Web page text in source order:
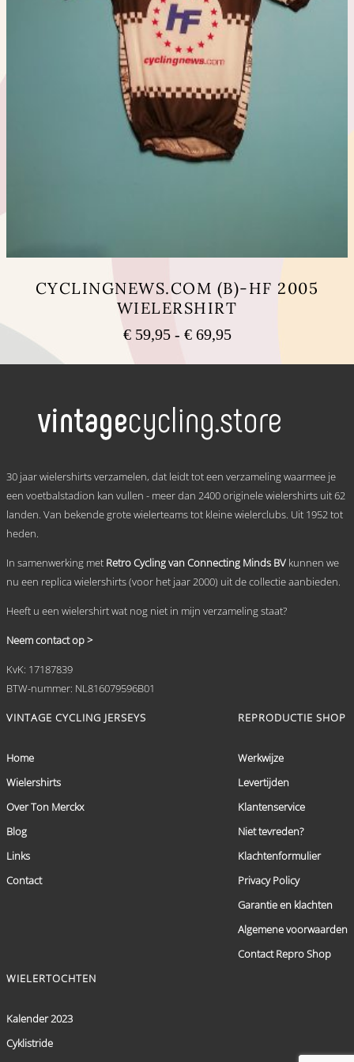
CYCLINGNEWS.COM (B)-HF 2005
WIELERSHIRT
€59,95 - €69,95Prijsklasse:
tot
variaties.
Deze
gekozen
op
de
30 jaar wielershirts verzamelen, dat leidt tot een verzameling waarmee je
een voetbalstadion kan vullen - meer dan 2400 originele wielershirts uit 62
landen. Van bekende grote wielerteams tot kleine wielerclubs. Uit 1952 tot
heden.
In samenwerking met Retro Cycling van Connecting Minds BV kunnen we
nu een replica wielershirts (voor het jaar 2000) uit de collectie aanbieden.
Heeft u een wielershirt wat nog niet in mijn verzameling staat?
Neem contact op >
KvK: 17187839
BTW-nummer: NL816079596B01
VINTAGE CYCLING JERSEYS
Home
Wielershirts
Over Ton Merckx
Blog
Links
Contact
REPRODUCTIE SHOP
Werkwijze
Levertijden
Klantenservice
Niet tevreden?
Klachtenformulier
Privacy Policy
Garantie en klachten
Algemene voorwaarden
Contact Repro Shop
WIELERTOCHTEN
Kalender 2023
Cyklistride